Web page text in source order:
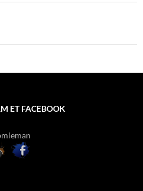
ET FACEBOOK